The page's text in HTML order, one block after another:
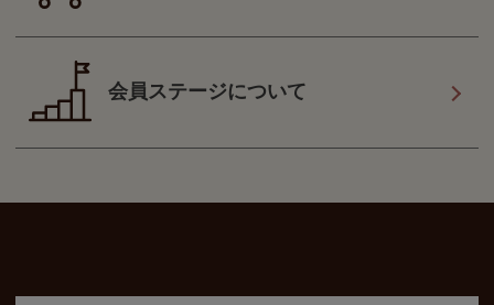
会員ステージについて